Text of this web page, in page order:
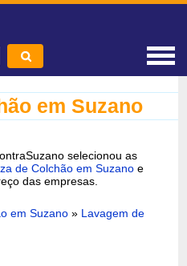
em Suzano
selecionou as
de Colchão em Suzano e
das empresas.
em Suzano » Lavagem de